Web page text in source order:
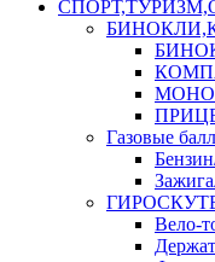
Газовые
Вело-